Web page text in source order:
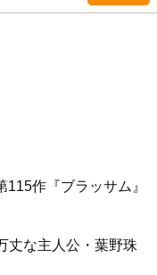
作『ブラッサム』
丈な主人公・葉野珠